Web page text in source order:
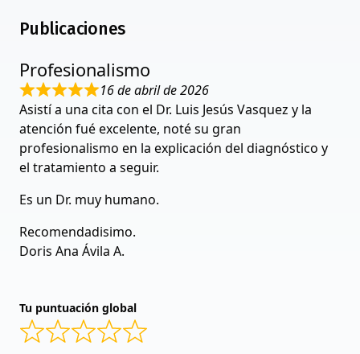
Publicaciones
Profesionalismo
16 de abril de 2026
Asistí a una cita con el Dr. Luis Jesús Vasquez y la
atención fué excelente, noté su gran
profesionalismo en la explicación del diagnóstico y
el tratamiento a seguir.
Es un Dr. muy humano.
Recomendadisimo.
Doris Ana Ávila A.
Tu puntuación global